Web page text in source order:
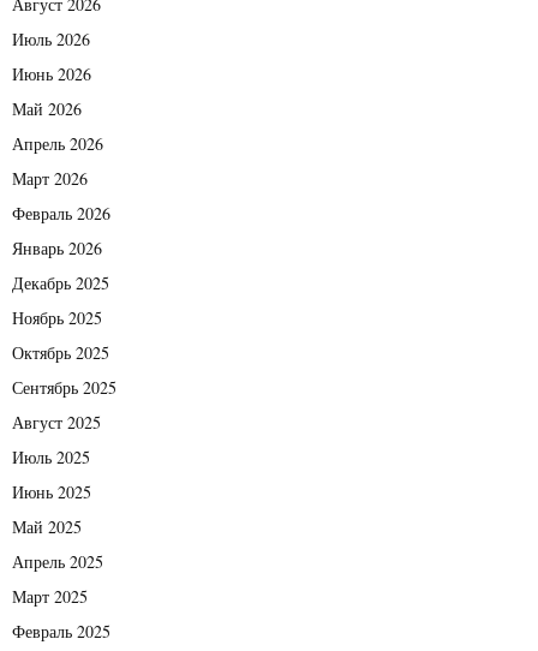
Июль 2026
Июнь 2026
Май 2026
Апрель 2026
Март 2026
Февраль 2026
Январь 2026
Декабрь 2025
Ноябрь 2025
Октябрь 2025
Сентябрь 2025
Август 2025
Июль 2025
Июнь 2025
Май 2025
Апрель 2025
Март 2025
Февраль 2025